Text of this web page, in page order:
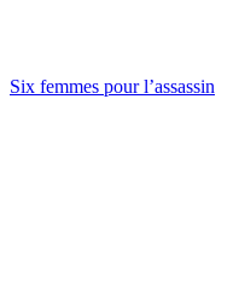
Six femmes pour l’assassin